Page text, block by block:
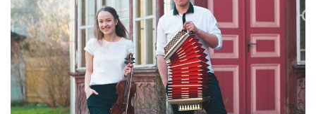
DUO MÄND / KRÜSBAN